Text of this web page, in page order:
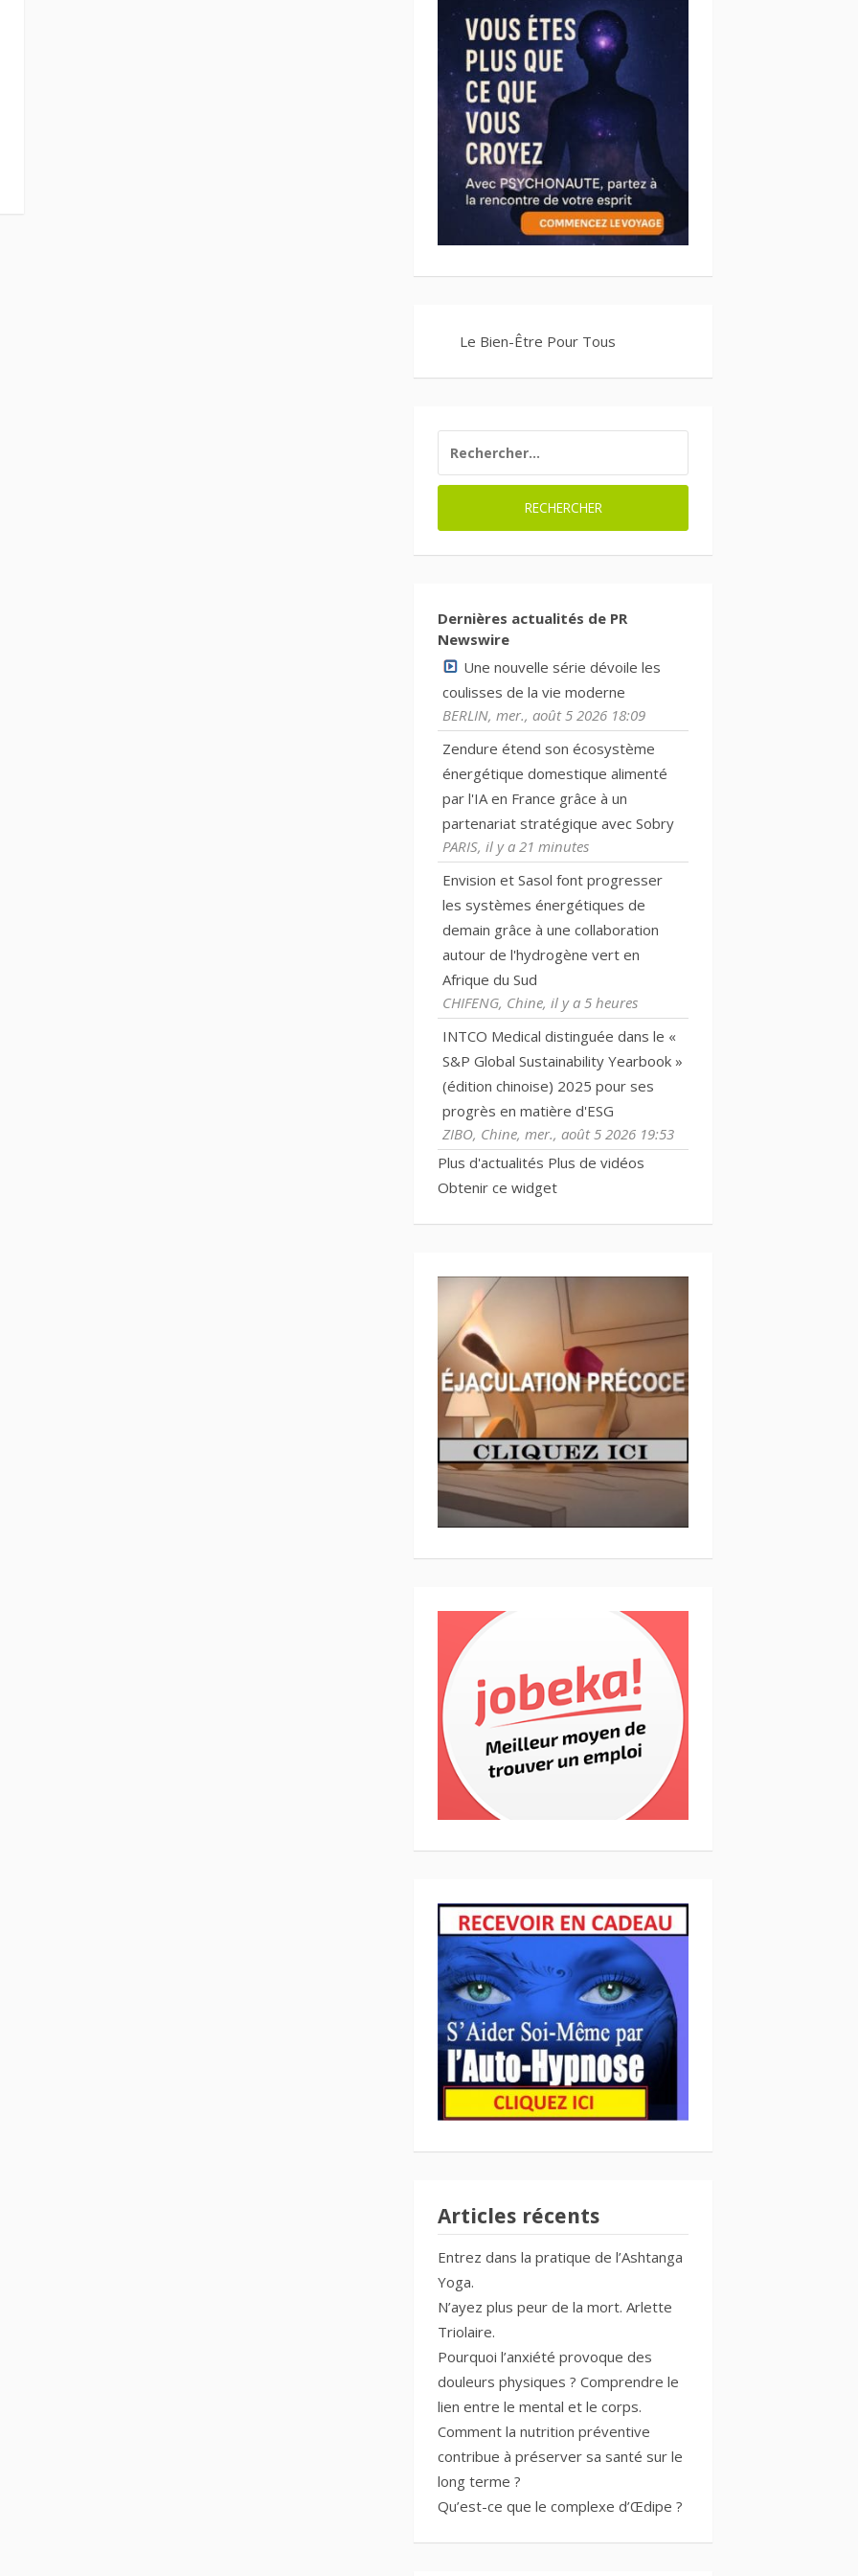
Le Bien-Être Pour Tous
Dernières actualités de PR
Newswire
Une nouvelle série dévoile les
coulisses de la vie moderne
BERLIN, mer., août 5 2026 18:09
Zendure étend son écosystème
énergétique domestique alimenté
par l'IA en France grâce à un
partenariat stratégique avec Sobry
PARIS, il y a 21 minutes
Envision et Sasol font progresser
les systèmes énergétiques de
demain grâce à une collaboration
autour de l'hydrogène vert en
Afrique du Sud
CHIFENG, Chine, il y a 5 heures
INTCO Medical distinguée dans le «
S&P Global Sustainability Yearbook »
(édition chinoise) 2025 pour ses
progrès en matière d'ESG
ZIBO, Chine, mer., août 5 2026 19:53
Plus d'actualités Plus de vidéos
Obtenir ce widget
Articles récents
Entrez dans la pratique de l’Ashtanga
Yoga.
N’ayez plus peur de la mort. Arlette
Triolaire.
Pourquoi l’anxiété provoque des
douleurs physiques ? Comprendre le
lien entre le mental et le corps.
Comment la nutrition préventive
contribue à préserver sa santé sur le
long terme ?
Qu’est-ce que le complexe d’Œdipe ?